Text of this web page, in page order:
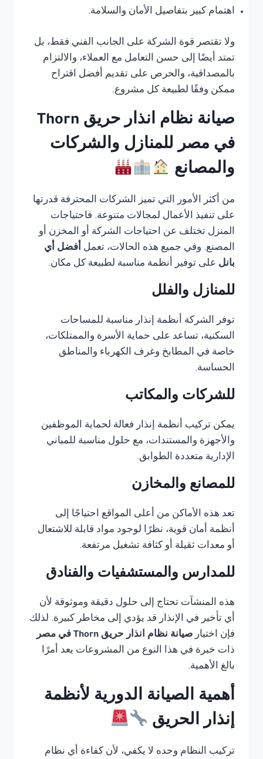
اهتمام كبير بتفاصيل الأمان والسلامة.
ولا تقتصر قوة الشركة على الجانب الفني فقط، بل
تمتد أيضًا إلى حسن التعامل مع العملاء، والالتزام
بالمصداقية، والحرص على تقديم أفضل اقتراح
ممكن وفقًا لطبيعة كل مشروع.
صيانة نظام انذار حريق Thorn
في مصر للمنازل والشركات
والمصانع
من أكثر الأمور التي تميز الشركات المحترفة قدرتها
على تنفيذ الأعمال لمجالات متنوعة. فاحتياجات
المنزل تختلف عن احتياجات الشركة أو المخزن أو
المصنع. وفي جميع هذه الحالات، تعمل أفضل أي
بانل على توفير أنظمة مناسبة لطبيعة كل مكان.
للمنازل والفلل
توفر الشركة أنظمة إنذار مناسبة للمساحات
السكنية، تساعد على حماية الأسرة والممتلكات،
خاصة في المطابخ وغرف الكهرباء والمناطق
الحساسة.
للشركات والمكاتب
يمكن تركيب أنظمة إنذار فعالة لحماية الموظفين
والأجهزة والمستندات، مع حلول مناسبة للمباني
الإدارية متعددة الطوابق.
للمصانع والمخازن
تعد هذه الأماكن من أعلى المواقع احتياجًا إلى
أنظمة أمان قوية، نظرًا لوجود مواد قابلة للاشتعال
أو معدات ثقيلة أو كثافة تشغيل مرتفعة.
للمدارس والمستشفيات والفنادق
هذه المنشآت تحتاج إلى حلول دقيقة وموثوقة لأن
أي تأخير في الإنذار قد يؤدي إلى مخاطر كبيرة. لذلك
فإن اختيار صيانة نظام انذار حريق Thorn في مصر
ذات خبرة في هذا النوع من المشروعات يعد أمرًا
بالغ الأهمية.
أهمية الصيانة الدورية لأنظمة
إنذار الحريق
تركيب النظام وحده لا يكفي، لأن كفاءة أي نظام